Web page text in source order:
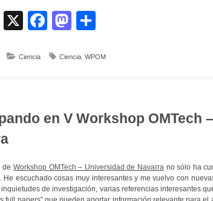
Bluesky
X Facebook
Mastodon
Ciencia Ciencia, WPOM
en V Workshop OMTech
de Workshop OMTech – Universidad de Navarra no sólo ha
He escuchado cosas muy interesantes y me vuelvo con
de investigación, varias referencias interesantes